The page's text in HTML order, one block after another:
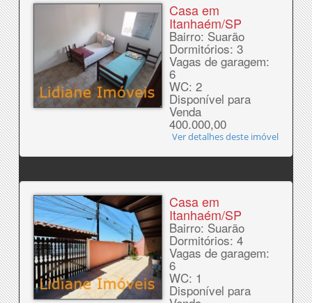
Casa em
Itanhaém/SP
Bairro: Suarão
Dormitórios: 3
Vagas de garagem:
6
WC: 2
Disponível para
Venda
400.000,00
Ver detalhes deste imóvel
Casa em
Itanhaém/SP
Bairro: Suarão
Dormitórios: 4
Vagas de garagem:
6
WC: 1
Disponível para